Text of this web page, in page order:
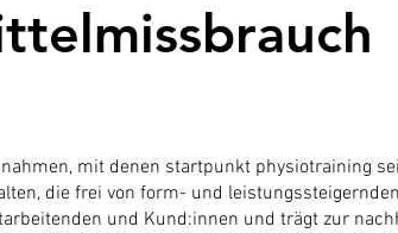
mit denen startpunkt physiotraining
die frei von form- und
und Kund:innen und trägt zur